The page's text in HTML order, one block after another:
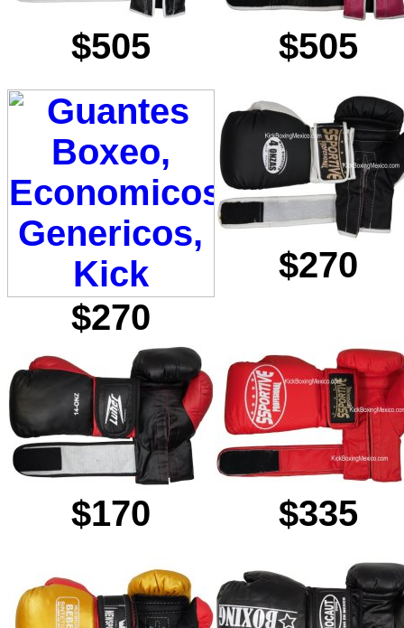
$505 $505
$270
$270
$170 $335